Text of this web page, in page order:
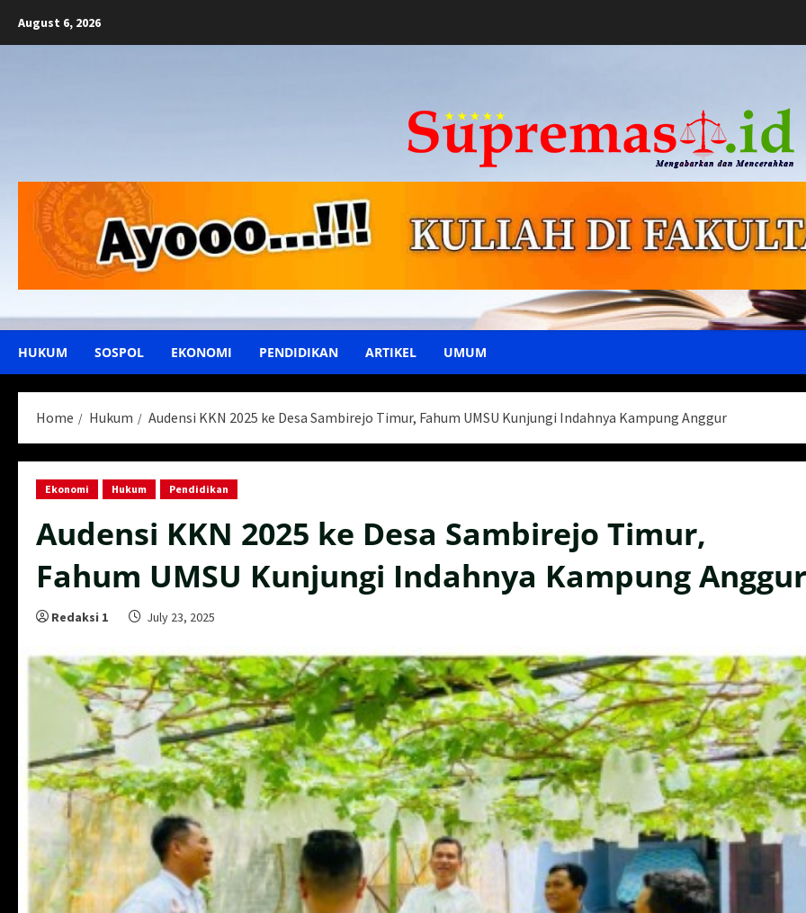
August 6, 2026
HUKUM SOSPOL EKONOMI PENDIDIKAN ARTIKEL UMUM
Home Hukum Audensi KKN 2025 ke Desa Sambirejo Timur, Fahum UMSU Kunjungi Indahnya Kampung Anggur
Ekonomi Hukum Pendidikan
Audensi KKN 2025 ke Desa Sambirejo Timur,
Fahum UMSU Kunjungi Indahnya Kampung Anggur
Redaksi 1 July 23, 2025